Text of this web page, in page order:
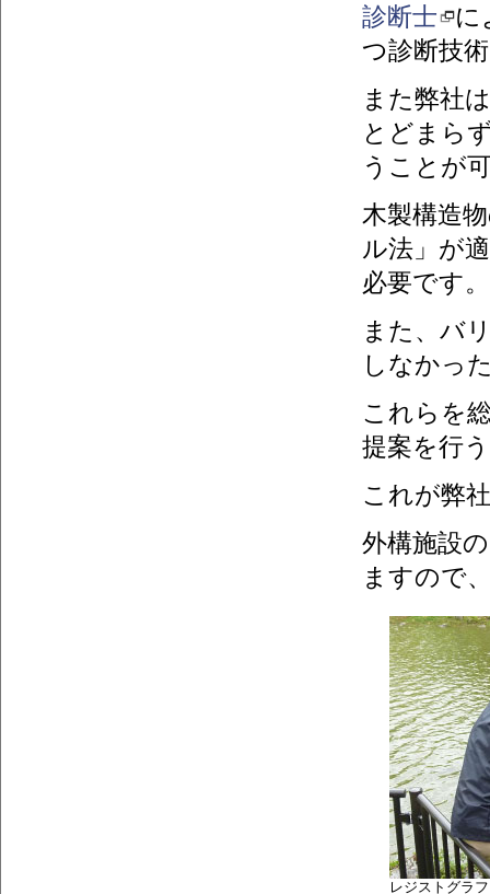
診断士
に
つ診断技
また弊社
とどまら
うことが
木製構造
ル法」が
必要です。
また、バ
しなかっ
これらを
提案を行
これが弊
外構施設
ますので
レジストグラ